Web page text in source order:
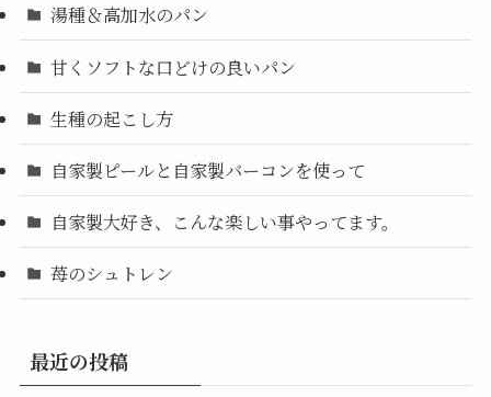
湯種＆高加水のパン
甘くソフトな口どけの良いパン
生種の起こし方
自家製ピールと自家製バーコンを使って
自家製大好き、こんな楽しい事やってます。
苺のシュトレン
最近の投稿